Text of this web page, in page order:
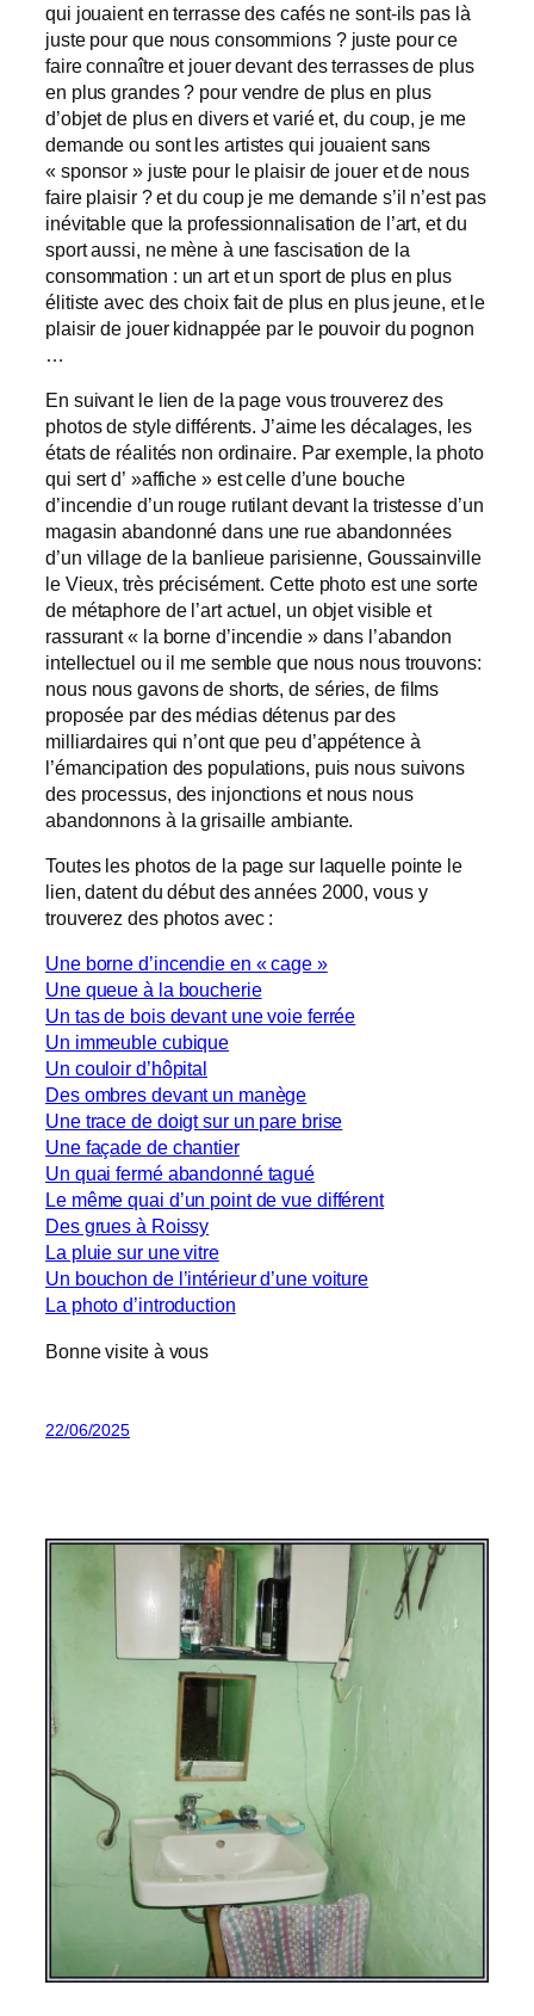
qui jouaient en terrasse des cafés ne sont-ils pas là
juste pour que nous consommions ? juste pour ce
faire connaître et jouer devant des terrasses de plus
en plus grandes ? pour vendre de plus en plus
d’objet de plus en divers et varié et, du coup, je me
demande ou sont les artistes qui jouaient sans
« sponsor » juste pour le plaisir de jouer et de nous
faire plaisir ? et du coup je me demande s’il n’est pas
inévitable que la professionnalisation de l’art, et du
sport aussi, ne mène à une fascisation de la
consommation : un art et un sport de plus en plus
élitiste avec des choix fait de plus en plus jeune, et le
plaisir de jouer kidnappée par le pouvoir du pognon
…
En suivant le lien de la page vous trouverez des
photos de style différents. J’aime les décalages, les
états de réalités non ordinaire. Par exemple, la photo
qui sert d’ »affiche » est celle d’une bouche
d’incendie d’un rouge rutilant devant la tristesse d’un
magasin abandonné dans une rue abandonnées
d’un village de la banlieue parisienne, Goussainville
le Vieux, très précisément. Cette photo est une sorte
de métaphore de l’art actuel, un objet visible et
rassurant « la borne d’incendie » dans l’abandon
intellectuel ou il me semble que nous nous trouvons:
nous nous gavons de shorts, de séries, de films
proposée par des médias détenus par des
milliardaires qui n’ont que peu d’appétence à
l’émancipation des populations, puis nous suivons
des processus, des injonctions et nous nous
abandonnons à la grisaille ambiante.
Toutes les photos de la page sur laquelle pointe le
lien, datent du début des années 2000, vous y
trouverez des photos avec :
Une borne d’incendie en « cage »
Une queue à la boucherie
Un tas de bois devant une voie ferrée
Un immeuble cubique
Un couloir d’hôpital
Des ombres devant un manège
Une trace de doigt sur un pare brise
Une façade de chantier
Un quai fermé abandonné tagué
Le même quai d’un point de vue différent
Des grues à Roissy
La pluie sur une vitre
Un bouchon de l’intérieur d’une voiture
La photo d’introduction
Bonne visite à vous
22/06/2025